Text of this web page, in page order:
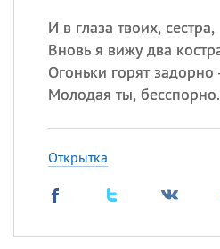
И в глаза твоих, сестра,
Вновь я вижу два
Огоньки горят
Молодая ты, бесспорно.
Открытка